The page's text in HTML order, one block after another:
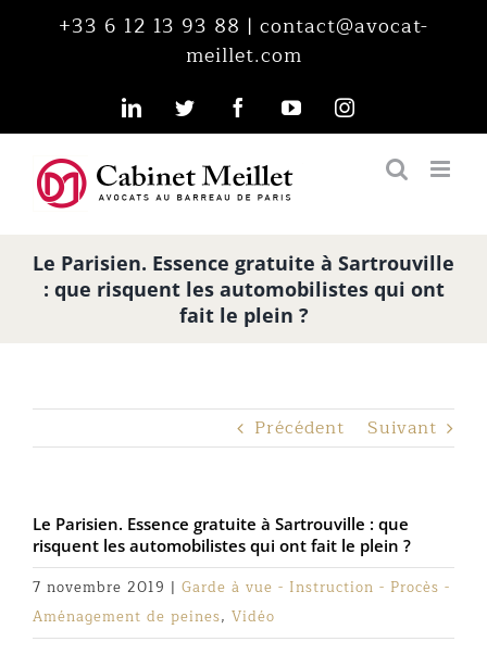
+33 6 12 13 93 88 | contact@avocat-
meillet.com
LinkedInTwitter FacebookYouTubeInstagram
Le Parisien. Essence gratuite à Sartrouville
: que risquent les automobilistes qui ont
fait le plein ?
Précédent Suivant
Le Parisien. Essence gratuite à Sartrouville : que
risquent les automobilistes qui ont fait le plein ?
7 novembre 2019 | Garde à vue - Instruction - Procès -
Aménagement de peines, Vidéo